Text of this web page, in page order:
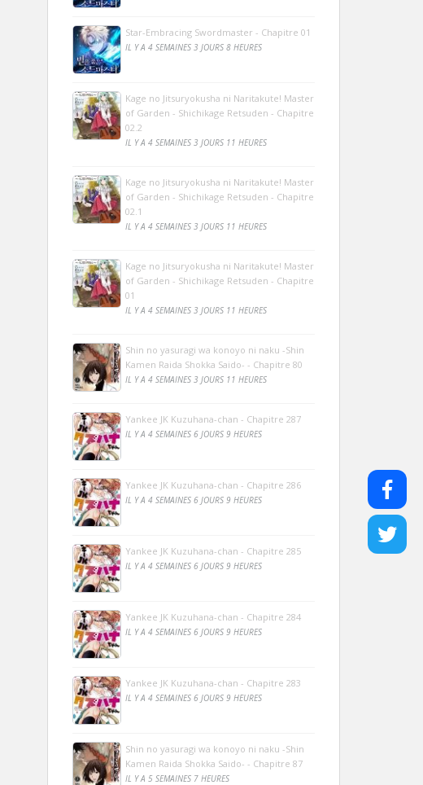
Star-Embracing Swordmaster - Chapitre 01
IL Y A 4 SEMAINES 3 JOURS 8 HEURES
Kage no Jitsuryokusha ni Naritakute! Master
of Garden - Shichikage Retsuden - Chapitre
02.2
IL Y A 4 SEMAINES 3 JOURS 11 HEURES
Kage no Jitsuryokusha ni Naritakute! Master
of Garden - Shichikage Retsuden - Chapitre
02.1
IL Y A 4 SEMAINES 3 JOURS 11 HEURES
Kage no Jitsuryokusha ni Naritakute! Master
of Garden - Shichikage Retsuden - Chapitre
01
IL Y A 4 SEMAINES 3 JOURS 11 HEURES
Shin no yasuragi wa konoyo ni naku -Shin
Kamen Raida Shokka Saido- - Chapitre 80
IL Y A 4 SEMAINES 3 JOURS 11 HEURES
Yankee JK Kuzuhana-chan - Chapitre 287
IL Y A 4 SEMAINES 6 JOURS 9 HEURES
Yankee JK Kuzuhana-chan - Chapitre 286
IL Y A 4 SEMAINES 6 JOURS 9 HEURES
Yankee JK Kuzuhana-chan - Chapitre 285
IL Y A 4 SEMAINES 6 JOURS 9 HEURES
Yankee JK Kuzuhana-chan - Chapitre 284
IL Y A 4 SEMAINES 6 JOURS 9 HEURES
Yankee JK Kuzuhana-chan - Chapitre 283
IL Y A 4 SEMAINES 6 JOURS 9 HEURES
Shin no yasuragi wa konoyo ni naku -Shin
Kamen Raida Shokka Saido- - Chapitre 87
IL Y A 5 SEMAINES 7 HEURES